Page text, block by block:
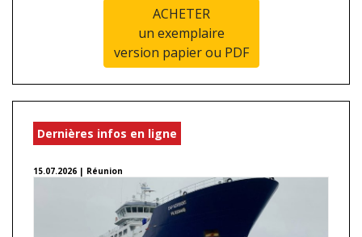
ACHETER
un exemplaire
version papier ou PDF
Dernières infos en ligne
15.07.2026 | Réunion